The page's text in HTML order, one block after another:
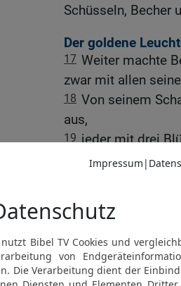
Schüsseln, Becher
Der goldene
17 Weiter machte
zwar mit allen
18 Von seinem
aus,
19 jeder mit drei
Auf dem
drei davon an
der Stelle, von der
22 Der ganze
einem Stück
23
Bezalel machte
Lichtschalen sowie